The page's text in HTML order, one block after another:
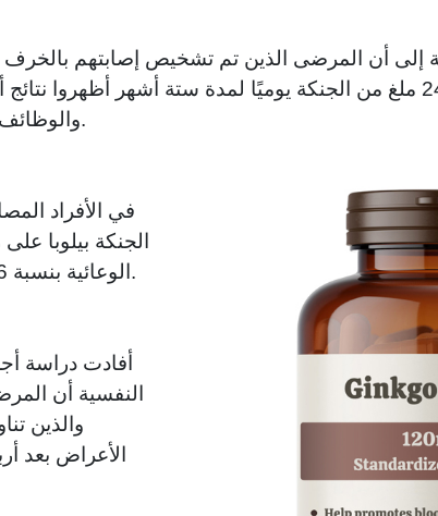
إلى أن المرضى الذين تم تشخيص إصابتهم
الزهايمر) والذين تناولوا 240 ملغ من الجنكة يوميًا لمدة ستة
والوظائف المعرفية مقارنة بمجموعة الدواء الوهمي.
في الأفراد
الجنكة بيلوبا
الوعائية بنسبة 56٪، مما يساعد على تدفق الدم المحيطي.
النفسية أن
والذين
الأعراض بعد